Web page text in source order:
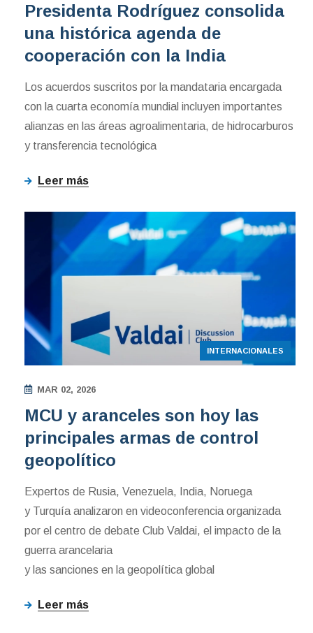
Presidenta Rodríguez consolida
una histórica agenda de
cooperación con la India
Los acuerdos suscritos por la mandataria encargada
con la cuarta economía mundial incluyen importantes
alianzas en las áreas agroalimentaria, de hidrocarburos
y transferencia tecnológica
Leer más
INTERNACIONALES
MAR 02, 2026
MCU y aranceles son hoy las
principales armas de control
geopolítico
Expertos de Rusia, Venezuela, India, Noruega
y Turquía analizaron en videoconferencia organizada
por el centro de debate Club Valdai, el impacto de la
guerra arancelaria
y las sanciones en la geopolítica global
Leer más